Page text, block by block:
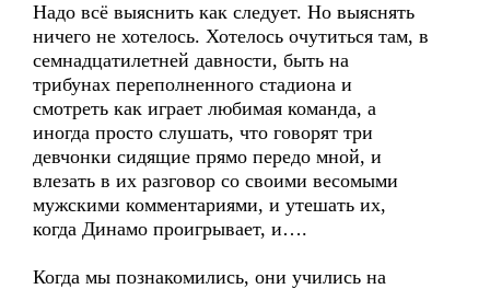
Надо всё выяснить как следует. Но выяснять
ничего не хотелось. Хотелось очутиться там, в
семнадцатилетней давности, быть на
трибунах переполненного стадиона и
смотреть как играет любимая команда, а
иногда просто слушать, что говорят три
девчонки сидящие прямо передо мной, и
влезать в их разговор со своими весомыми
мужскими комментариями, и утешать их,
когда Динамо проигрывает, и….
Когда мы познакомились, они учились на